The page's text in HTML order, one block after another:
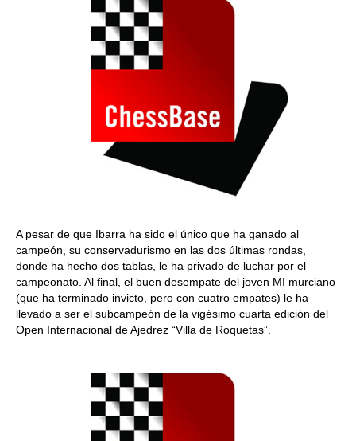
A pesar de que Ibarra ha sido el único que ha ganado al
campeón, su conservadurismo en las dos últimas rondas,
donde ha hecho dos tablas, le ha privado de luchar por el
campeonato. Al final, el buen desempate del joven MI murciano
(que ha terminado invicto, pero con cuatro empates) le ha
llevado a ser el subcampeón de la vigésimo cuarta edición del
Open Internacional de Ajedrez “Villa de Roquetas”.